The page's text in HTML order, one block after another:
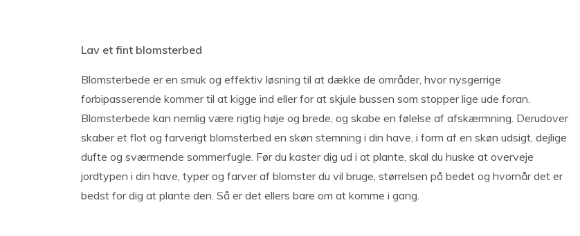
Lav et fint blomsterbed
Blomsterbede er en smuk og effektiv løsning til at dække de områder, hvor nysgerrige
forbipasserende kommer til at kigge ind eller for at skjule bussen som stopper lige ude foran.
Blomsterbede kan nemlig være rigtig høje og brede, og skabe en følelse af afskærmning. Derudover
skaber et flot og farverigt blomsterbed en skøn stemning i din have, i form af en skøn udsigt, dejlige
dufte og sværmende sommerfugle. Før du kaster dig ud i at plante, skal du huske at overveje
jordtypen i din have, typer og farver af blomster du vil bruge, størrelsen på bedet og hvornår det er
bedst for dig at plante den. Så er det ellers bare om at komme i gang.